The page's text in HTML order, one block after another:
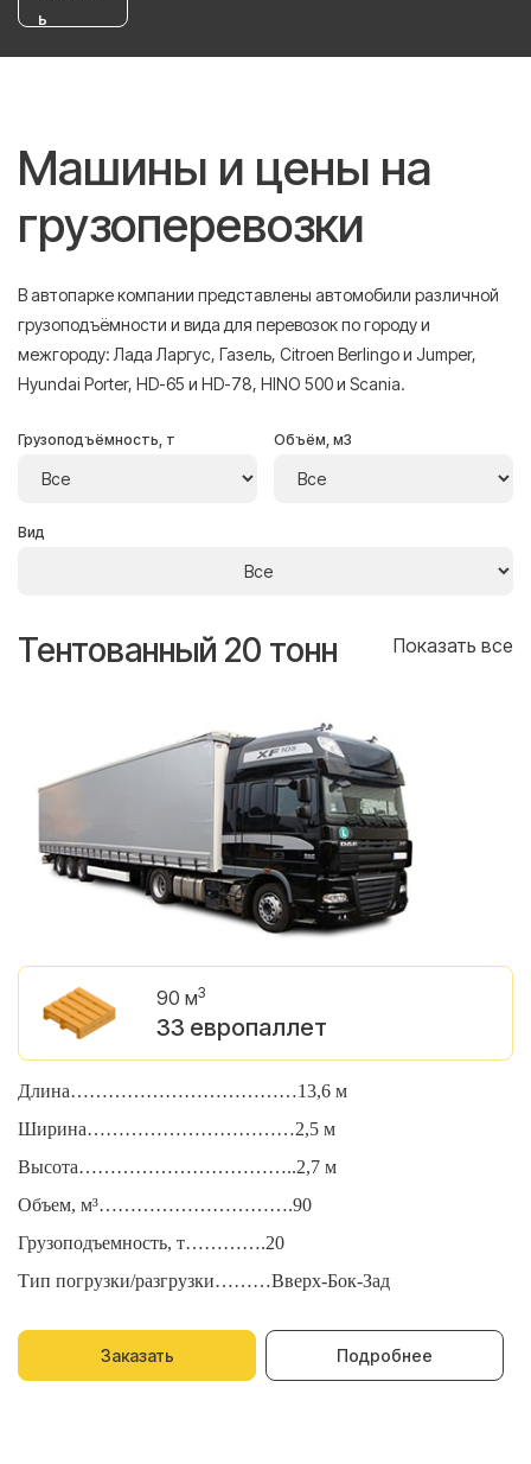
ь
Машины и цены на
грузоперевозки
В автопарке компании представлены автомобили различной
грузоподъёмности и вида для перевозок по городу и
межгороду: Лада Ларгус, Газель, Citroen Berlingo и Jumper,
Hyundai Porter, HD-65 и HD-78, HINO 500 и Scania.
Грузоподъёмность, т Объём, м3
Вид
Тентованный 20 тонн Показать все
90 м3
33 европаллет
Длина………………………………13,6 м
Ширина……………………………2,5 м
Высота……………………………..2,7 м
Объем, м³………………………….90
Грузоподъемность, т………….20
Тип погрузки/разгрузки………Вверх-Бок-Зад
Заказать Подробнее